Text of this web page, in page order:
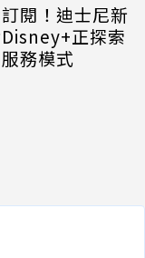
閱！迪士尼新
正探索
務模式